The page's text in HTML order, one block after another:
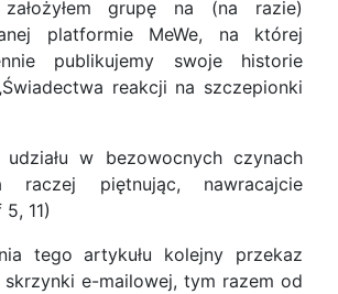
grupę na (na razie)
platformie MeWe, na której
publikujemy swoje historie
reakcji na szczepionki
w bezowocnych czynach
raczej piętnując, nawracajcie
11)
tego artykułu kolejny przekaz
skrzynki e-mailowej, tym razem od